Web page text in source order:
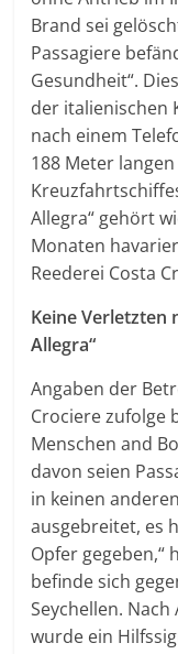
Brand sei
Passagiere
Gesundheit“.
der italienischen
nach einem
188 Meter
Allegra“ gehört
Monaten
Reederei Costa
Keine Verletzten
Allegra“
Angaben der
Crociere zufolge
Menschen and
davon seien
in keinen
ausgebreitet, es
Opfer gegeben,“
befinde sich
Seychellen.
wurde ein